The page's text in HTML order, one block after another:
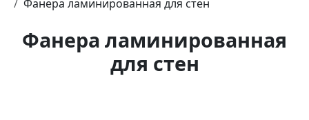
Фанера ламинированная для стен
Фанера ламинированная
для стен